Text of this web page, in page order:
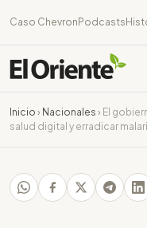
Caso Chevron Podcasts
Inicio › Nacionales › El
salud digital y erradicar